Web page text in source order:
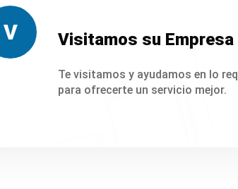
V Visitamos su Empresa
Te visitamos y ayudamos en lo
para ofrecerte un servicio mejor.